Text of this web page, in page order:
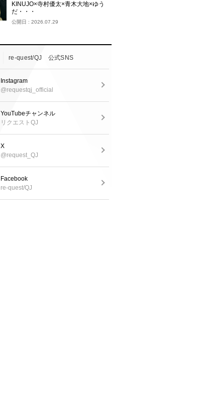
KINUJO×寺村優太×青木大地×ゆう
だ・・・
公開日 : 2026.07.29
re-quest/QJ 公式SNS
Instagram
@requestqj_official
YouTubeチャンネル
リクエストQJ
X
@request_QJ
Facebook
re-quest/QJ